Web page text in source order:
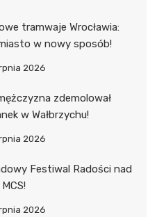
tramwaje Wrocławia:
w nowy sposób!
2026
zdemolował
w Wałbrzychu!
2026
Festiwal Radości nad
2026